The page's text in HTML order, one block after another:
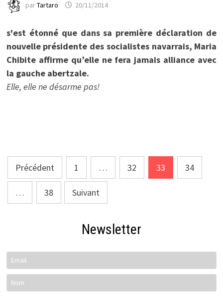
parTartaro 20/11/2014
s'est étonné que dans sa première déclaration de
nouvelle présidente des socialistes navarrais, Maria
Chibite affirme qu’elle ne fera jamais alliance avec
la gauche abertzale.
Elle, elle ne désarme pas!
Pagination
des
publications
Précédent 1 … 32 33 34
… 38 Suivant
Newsletter